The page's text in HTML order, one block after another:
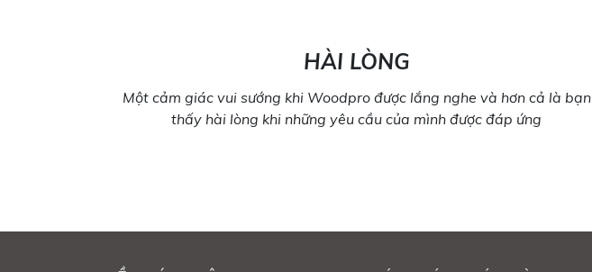
HÀI LÒNG
Một cảm giác vui sướng khi Woodpro được lắng nghe và hơn cả là bạn
thấy hài lòng khi những yêu cầu của mình được đáp ứng